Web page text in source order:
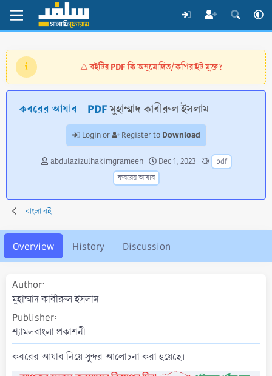
⚠️বইটির PDF কি অনুমোদিত/কপিরাইট মুক্ত?
কবরের আযাব - PDFমুহাম্মাদ কাবীরুল ইসলাম
Login or Register to Download
A
o
r
abdulazizulhakimgrameen
C
r
e
o
d
a
Dec 1, 2023
T
a
pdf
কবরের আযাব
বাংলা বই
Overview History Discussion
Author
মুহাম্মাদ কাবীরুল ইসলাম
Publisher
শ্যামলবাংলা প্রকাশনী
কবরের আযাব নিয়ে সুন্দর আলোচনা করা হয়েছে।